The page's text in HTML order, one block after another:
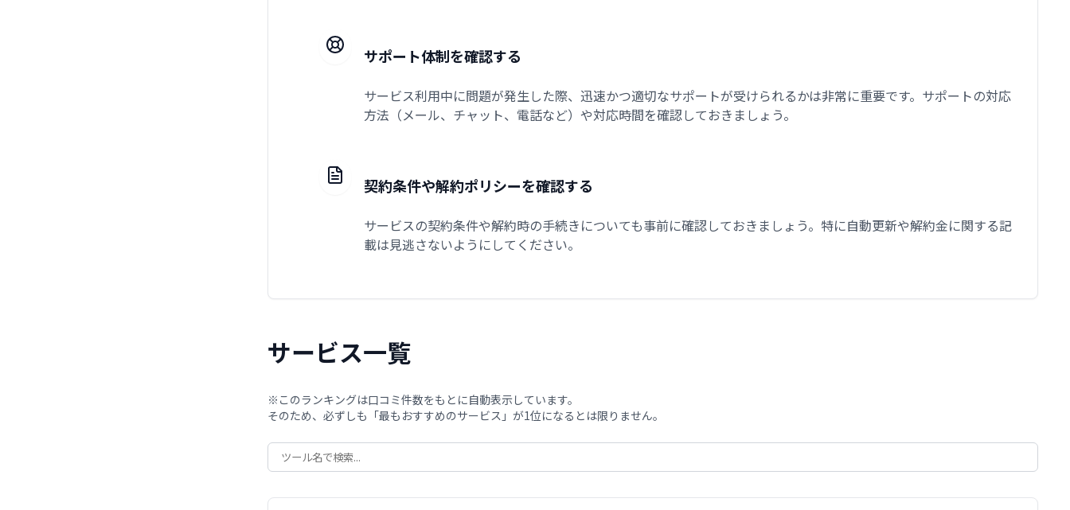
サポート体制を確認する
サービス利用中に問題が発生した際、迅速かつ適切なサポートが受けられるかは非常に重要です。サポートの対応
方法（メール、チャット、電話など）や対応時間を確認しておきましょう。
契約条件や解約ポリシーを確認する
サービスの契約条件や解約時の手続きについても事前に確認しておきましょう。特に自動更新や解約金に関する記
載は見逃さないようにしてください。
サービス一覧
※このランキングは口コミ件数をもとに自動表示しています。
そのため、必ずしも「最もおすすめのサービス」が1位になるとは限りません。